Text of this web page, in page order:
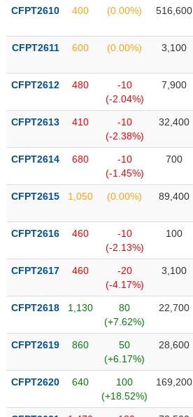
ETF
phiếu
tiết
quan
dịch
chính
tích
thuật
sơ
doanh
Tin
sự
CFPT2610 400 (0.00%) 516,600
CFPT2611 600 (0.00%) 3,100
CFPT2612 480
-10
(-2.04%)
7,900
CFPT2613 410
-10
(-2.38%)
32,400
CFPT2614 680
-10
(-1.45%)
700
CFPT2615 1,050 (0.00%) 89,400
CFPT2616 460
-10
(-2.13%)
100
CFPT2617 460
-20
(-4.17%)
3,100
CFPT2618 1,130
80
(+7.62%)
22,700
CFPT2619 860
50
(+6.17%)
28,600
CFPT2620 640
100
(+18.52%)
169,200
MỚI
Ngành
(-)
VS-
SECTOR
VẬT
CÔNG